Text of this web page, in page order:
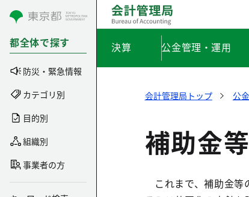
コンテンツにスキップ
都全体で探す
防災・緊急情報
カテゴリ別
目的別
組織別
事業者の方
決算 公金管理・運用
会計管理局トップ 公
補助金
これまで、補助金等